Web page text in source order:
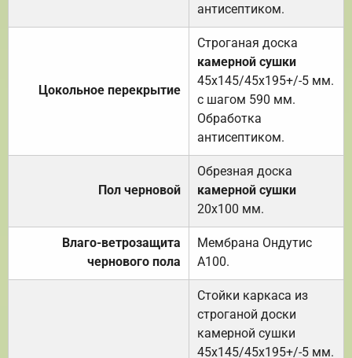
антисептиком.
Цокольное перекрытие
Строганая доска
камерной сушки
45х145/45х195+/-5 мм.
с шагом 590 мм.
Обработка
антисептиком.
Пол черновой
Обрезная доска
камерной сушки
20х100 мм.
Влаго-ветрозащита
чернового пола
Мембрана Ондутис
А100.
Стойки каркаса из
строганой доски
камерной сушки
45х145/45х195+/-5 мм.